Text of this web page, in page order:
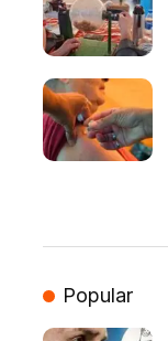
Popular